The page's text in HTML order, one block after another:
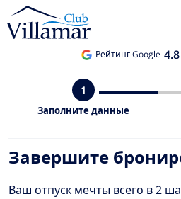
Рейтинг Google 4.8
1
Заполните данные
Завершите
Ваш отпуск мечты всего в 2